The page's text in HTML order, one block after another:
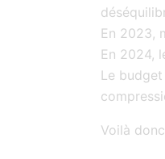
En 2023,
En 2024,
Le
Voilà